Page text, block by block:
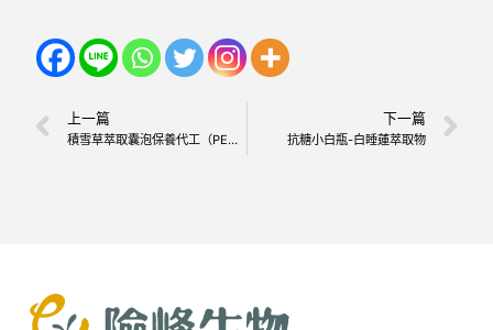
上一篇
積雪草萃取囊泡保養代工（PENASOME® – Centella Asiatica Leaf Vesicles）
下一篇
抗糖小白瓶-白睡蓮萃取物